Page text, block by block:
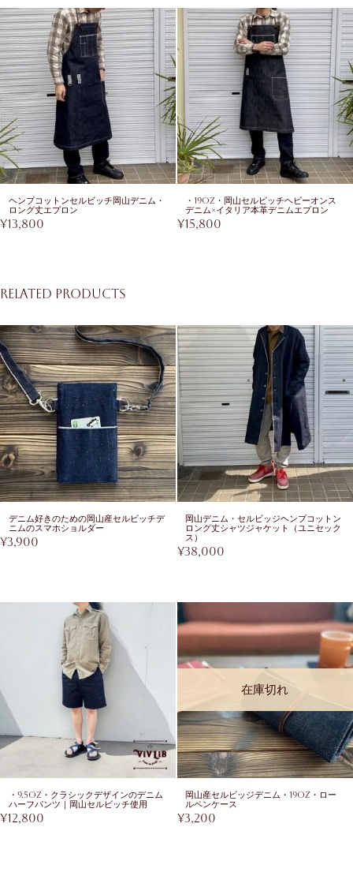
ヘンプコットンセルビッチ岡山デニム・
ロング丈エプロン
¥13,800
・19oz・岡山セルビッチヘビーオンス
デニム×イタリア本革デニムエプロン
¥15,800
Related products
デニム好きのための岡山産セルビッチデ
ニムのスマホショルダー
¥3,900
岡山デニム・セルビッジヘンプコットン
ロング丈シャツジャケット（ユニセック
ス）
¥38,000
・9.5oz・クラシックデザインのデニム
ハーフパンツ｜岡山セルビッチ使用
¥12,800
在庫切れ
岡山産セルビッジデニム・19oz・ロー
ルペンケース
¥3,200